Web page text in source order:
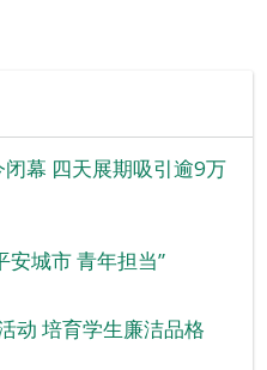
幕 四天展期吸引逾9万
安城市 青年担当”
动 培育学生廉洁品格